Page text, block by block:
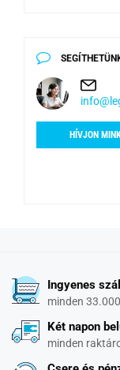
HÍVJON
Ingyenes
minden
Két napon
minden